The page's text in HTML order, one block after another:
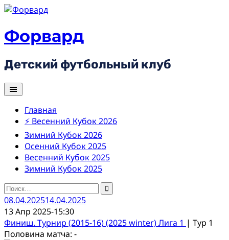
Skip
content
Форвард
Детский футбольный клуб
Главная
⚡ Весенний Кубок 2026
Зимний Кубок 2026
Осенний Кубок 2025
Весенний Кубок 2025
Зимний Кубок 2025
Найти:
08.04.202514.04.2025
13 Апр 2025-15:30
Финиш. Турнир (2015-16) (2025 winter) Лига 1 | Тур 1
Половина матча: -